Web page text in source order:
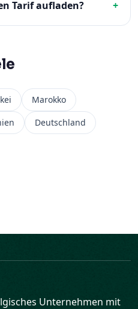
Tarif aufladen? +
Marokko
Deutschland
Unternehmen mit